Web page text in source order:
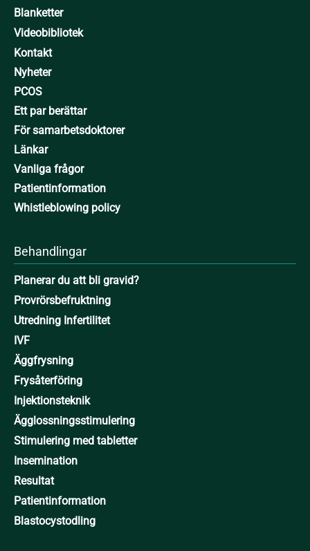
Blanketter
Videobibliotek
Kontakt
Nyheter
PCOS
Ett par berättar
För samarbetsdoktorer
Länkar
Vanliga frågor
Patientinformation
Whistleblowing policy
Behandlingar
Planerar du att bli gravid?
Provrörsbefruktning
Utredning Infertilitet
IVF
Äggfrysning
Frysåterföring
Injektionsteknik
Ägglossningsstimulering
Stimulering med tabletter
Insemination
Resultat
Patientinformation
Blastocystodling